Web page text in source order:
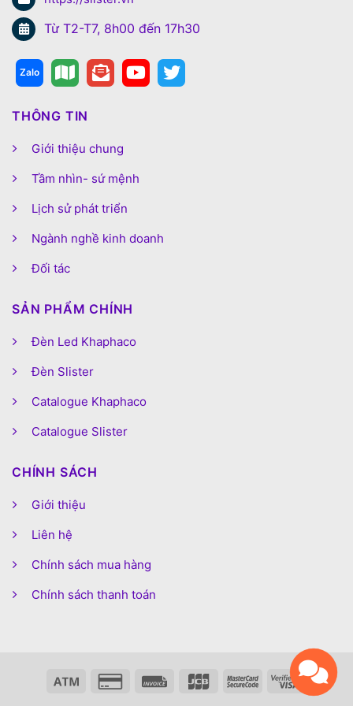
Từ T2-T7, 8h00 đến 17h30
THÔNG TIN
Giới thiệu chung
Tầm nhìn- sứ mệnh
Lịch sử phát triển
Ngành nghề kinh doanh
Đối tác
SẢN PHẨM CHÍNH
Đèn Led Khaphaco
Đèn Slister
Catalogue Khaphaco
Catalogue Slister
CHÍNH SÁCH
Giới thiệu
Liên hệ
Chính sách mua hàng
Chính sách thanh toán